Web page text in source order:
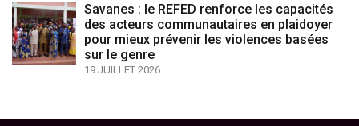
Savanes : le REFED renforce les capacités
des acteurs communautaires en plaidoyer
pour mieux prévenir les violences basées
sur le genre
19 JUILLET 2026